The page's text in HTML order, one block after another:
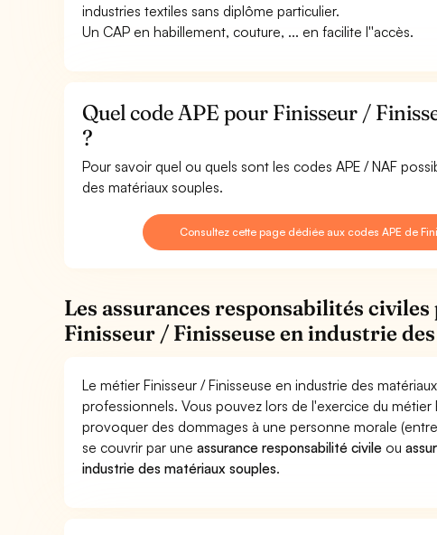
industries textiles sans diplôme particulier.
Un CAP en habillement, couture, ... en facilite l''accès.
Quel code APE pour Finisseur /
?
Pour savoir quel ou quels sont les codes APE / NAF
des matériaux souples.
Consultez cette page dédiée aux codes APE de
Les assurances responsabilités
Finisseur / Finisseuse en industrie
Le métier Finisseur / Finisseuse en industrie des
professionnels. Vous pouvez lors de l'exercice du métier
provoquer des dommages à une personne morale
se couvrir par uneassurance responsabilité civile ou
industrie des matériaux souples.